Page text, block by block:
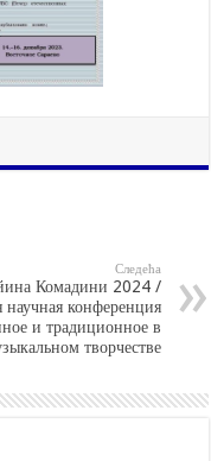
Следећа
Комадини 2024 /
научная конференция
и традиционное в
творчестве